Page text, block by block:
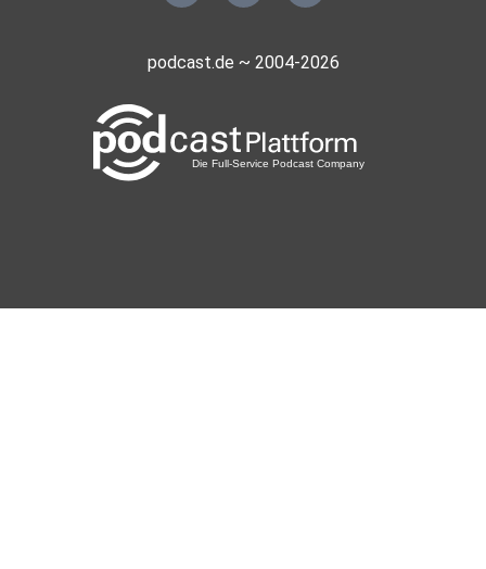
podcast.de ~ 2004-2026